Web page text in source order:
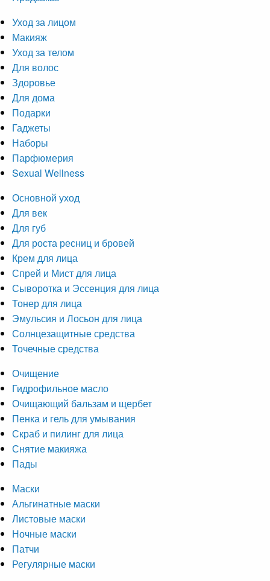
Уход за лицом
Макияж
Уход за телом
Для волос
Здоровье
Для дома
Подарки
Гаджеты
Наборы
Парфюмерия
Sexual Wellness
Основной уход
Для век
Для губ
Для роста ресниц и бровей
Крем для лица
Спрей и Мист для лица
Сыворотка и Эссенция для лица
Тонер для лица
Эмульсия и Лосьон для лица
Солнцезащитные средства
Точечные средства
Очищение
Гидрофильное масло
Очищающий бальзам и щербет
Пенка и гель для умывания
Скраб и пилинг для лица
Снятие макияжа
Пады
Маски
Альгинатные маски
Листовые маски
Ночные маски
Патчи
Регулярные маски